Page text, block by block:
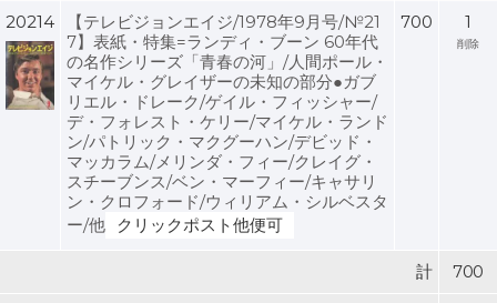
ログイン
20214
【テレビジョンエイジ/1978年9月号/№21
7】表紙・特集=ランディ・ブーン 60年代
の名作シリーズ「青春の河」/人間ポール・
マイケル・グレイザーの未知の部分●ガブ
リエル・ドレーク/ゲイル・フィッシャー/
デ・フォレスト・ケリー/マイケル・ランド
ン/パトリック・マクグーハン/デビッド・
マッカラム/メリンダ・フィー/クレイグ・
スチーブンス/ベン・マーフィー/キャサリ
ン・クロフォード/ウィリアム・シルベスタ
ー/他
クリックポスト他便可
700 1
削除
計 700